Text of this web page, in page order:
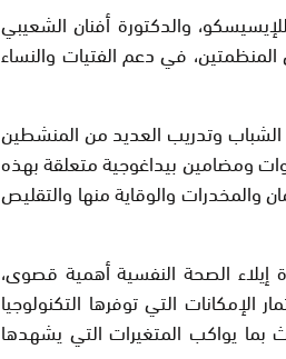
والدكتورة أفنان الشعيبي
المنظمتين، في دعم الفتيات والنساء
وتدريب العديد من المنشطين
ومضامين بيداغوجية متعلقة بهذه
والمخدرات والوقاية منها والتقليص
الصحة النفسية أهمية قصوى،
التي توفرها التكنولوجيا
بما يواكب المتغيرات التي يشهدها